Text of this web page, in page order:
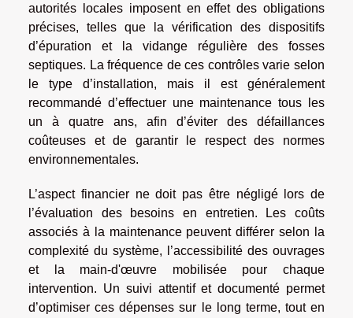
autorités locales imposent en effet des obligations
précises, telles que la vérification des dispositifs
d’épuration et la vidange régulière des fosses
septiques. La fréquence de ces contrôles varie selon
le type d’installation, mais il est généralement
recommandé d’effectuer une maintenance tous les
un à quatre ans, afin d’éviter des défaillances
coûteuses et de garantir le respect des normes
environnementales.
L’aspect financier ne doit pas être négligé lors de
l’évaluation des besoins en entretien. Les coûts
associés à la maintenance peuvent différer selon la
complexité du système, l’accessibilité des ouvrages
et la main-d'œuvre mobilisée pour chaque
intervention. Un suivi attentif et documenté permet
d’optimiser ces dépenses sur le long terme, tout en